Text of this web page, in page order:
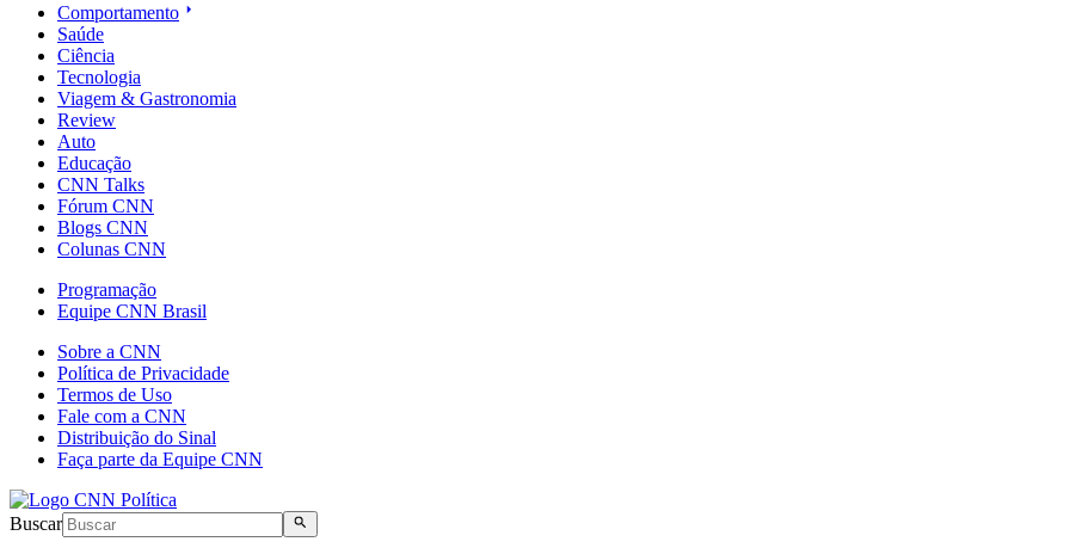
Comportamento
Saúde
Ciência
Tecnologia
Viagem & Gastronomia
Review
Auto
Educação
CNN Talks
Fórum CNN
Blogs CNN
Colunas CNN
Programação
Equipe CNN Brasil
Sobre a CNN
Política de Privacidade
Termos de Uso
Fale com a CNN
Distribuição do Sinal
Faça parte da Equipe CNN
Buscar